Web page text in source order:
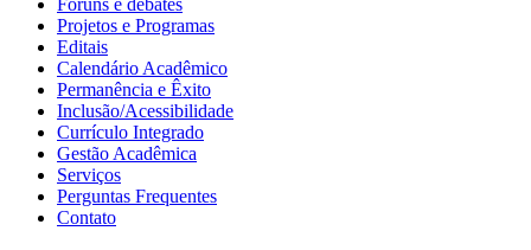
Fóruns e debates
Projetos e Programas
Editais
Calendário Acadêmico
Permanência e Êxito
Inclusão/Acessibilidade
Currículo Integrado
Gestão Acadêmica
Serviços
Perguntas Frequentes
Contato